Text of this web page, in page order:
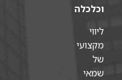
וכלכלה
ליווי
מקצועי
של
שמאי